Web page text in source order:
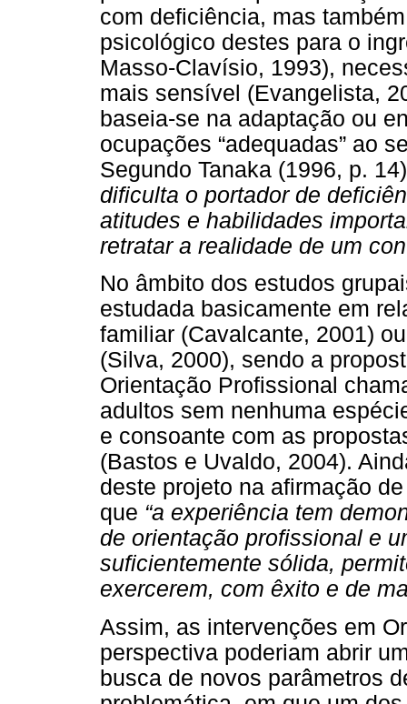
com deficiência, mas
psicológico destes para o
Masso-Clavísio, 1993),
mais sensível (Evangelista,
baseia-se na adaptação ou
ocupações “adequadas” ao
Segundo Tanaka (1996, p.
dificulta o portador de
atitudes e habilidades
retratar a realidade de um
No âmbito dos estudos
estudada basicamente em
familiar (Cavalcante, 2001)
(Silva, 2000), sendo a
Orientação Profissional
adultos sem nenhuma
e consoante com as
(Bastos e Uvaldo, 2004).
deste projeto na afirmação
que “a experiência tem
de orientação profissional e
suficientemente sólida,
exercerem, com êxito e de
Assim, as intervenções em
perspectiva poderiam abrir
busca de novos parâmetros